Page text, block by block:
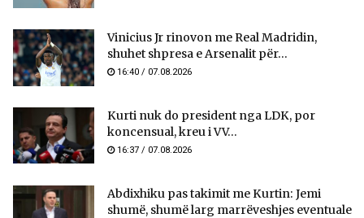
Vinicius Jr rinovon me Real Madridin,
shuhet shpresa e Arsenalit për...
16:40 / 07.08.2026
Kurti nuk do president nga LDK, por
koncensual, kreu i VV...
16:37 / 07.08.2026
Abdixhiku pas takimit me Kurtin: Jemi
shumë, shumë larg marrëveshjes eventuale